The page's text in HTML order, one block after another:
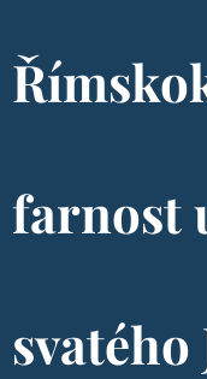
farnost
svatého